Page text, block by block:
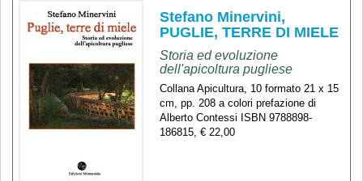
Stefano Minervini,
PUGLIE, TERRE DI MIELE
Storia ed evoluzione
dell'apicoltura pugliese
Collana Apicultura, 10 formato 21 x 15
cm, pp. 208 a colori prefazione di
Alberto Contessi ISBN 9788898-
186815, € 22,00